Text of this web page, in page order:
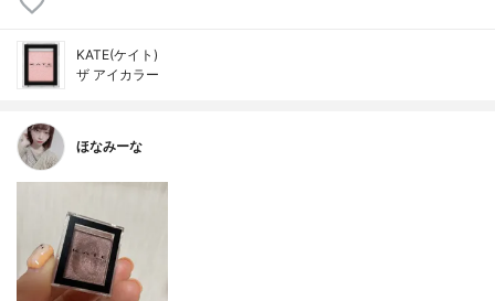
KATE(ケイト)
ザ アイカラー
ほなみーな